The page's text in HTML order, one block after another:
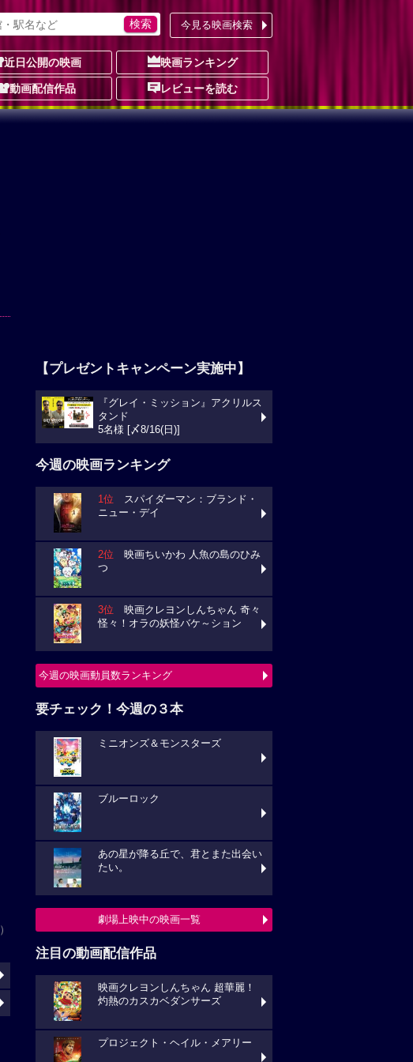
今見る映画検索
近日公開の映画 映画ランキング
動画配信作品 レビューを読む
）
【プレゼントキャンペーン実施中】
『グレイ・ミッション』アクリルス
タンド
5名様 [〆8/16(日)]
今週の映画ランキング
1位 スパイダーマン：ブランド・
ニュー・デイ
2位 映画ちいかわ 人魚の島のひみ
つ
3位 映画クレヨンしんちゃん 奇々
怪々！オラの妖怪バケ～ション
今週の映画動員数ランキング
要チェック！今週の３本
ミニオンズ＆モンスターズ
ブルーロック
あの星が降る丘で、君とまた出会い
たい。
劇場上映中の映画一覧
注目の動画配信作品
映画クレヨンしんちゃん 超華麗！
灼熱のカスカベダンサーズ
プロジェクト・ヘイル・メアリー